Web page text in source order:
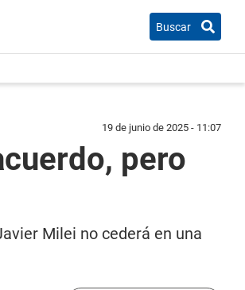
Buscar
19 de junio de 2025 - 11:07
pero
Milei no cederá en una